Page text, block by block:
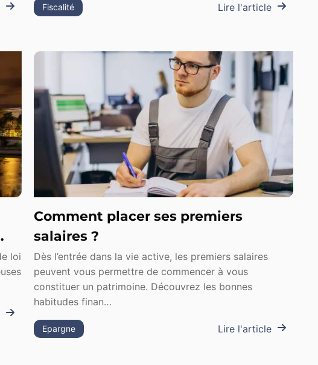
Lire l'article
Fiscalité
loi
Comment placer ses premiers
salaires ?
Dès l’entrée dans la vie active, les premiers salaires
peuvent vous permettre de commencer à vous
constituer un patrimoine. Découvrez les bonnes
habitudes finan…
Lire l'article
Epargne